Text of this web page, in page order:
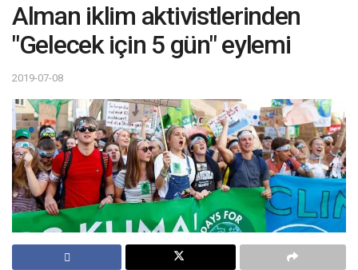
Alman iklim aktivistlerinden
"Gelecek için 5 gün" eylemi
2019-07-08